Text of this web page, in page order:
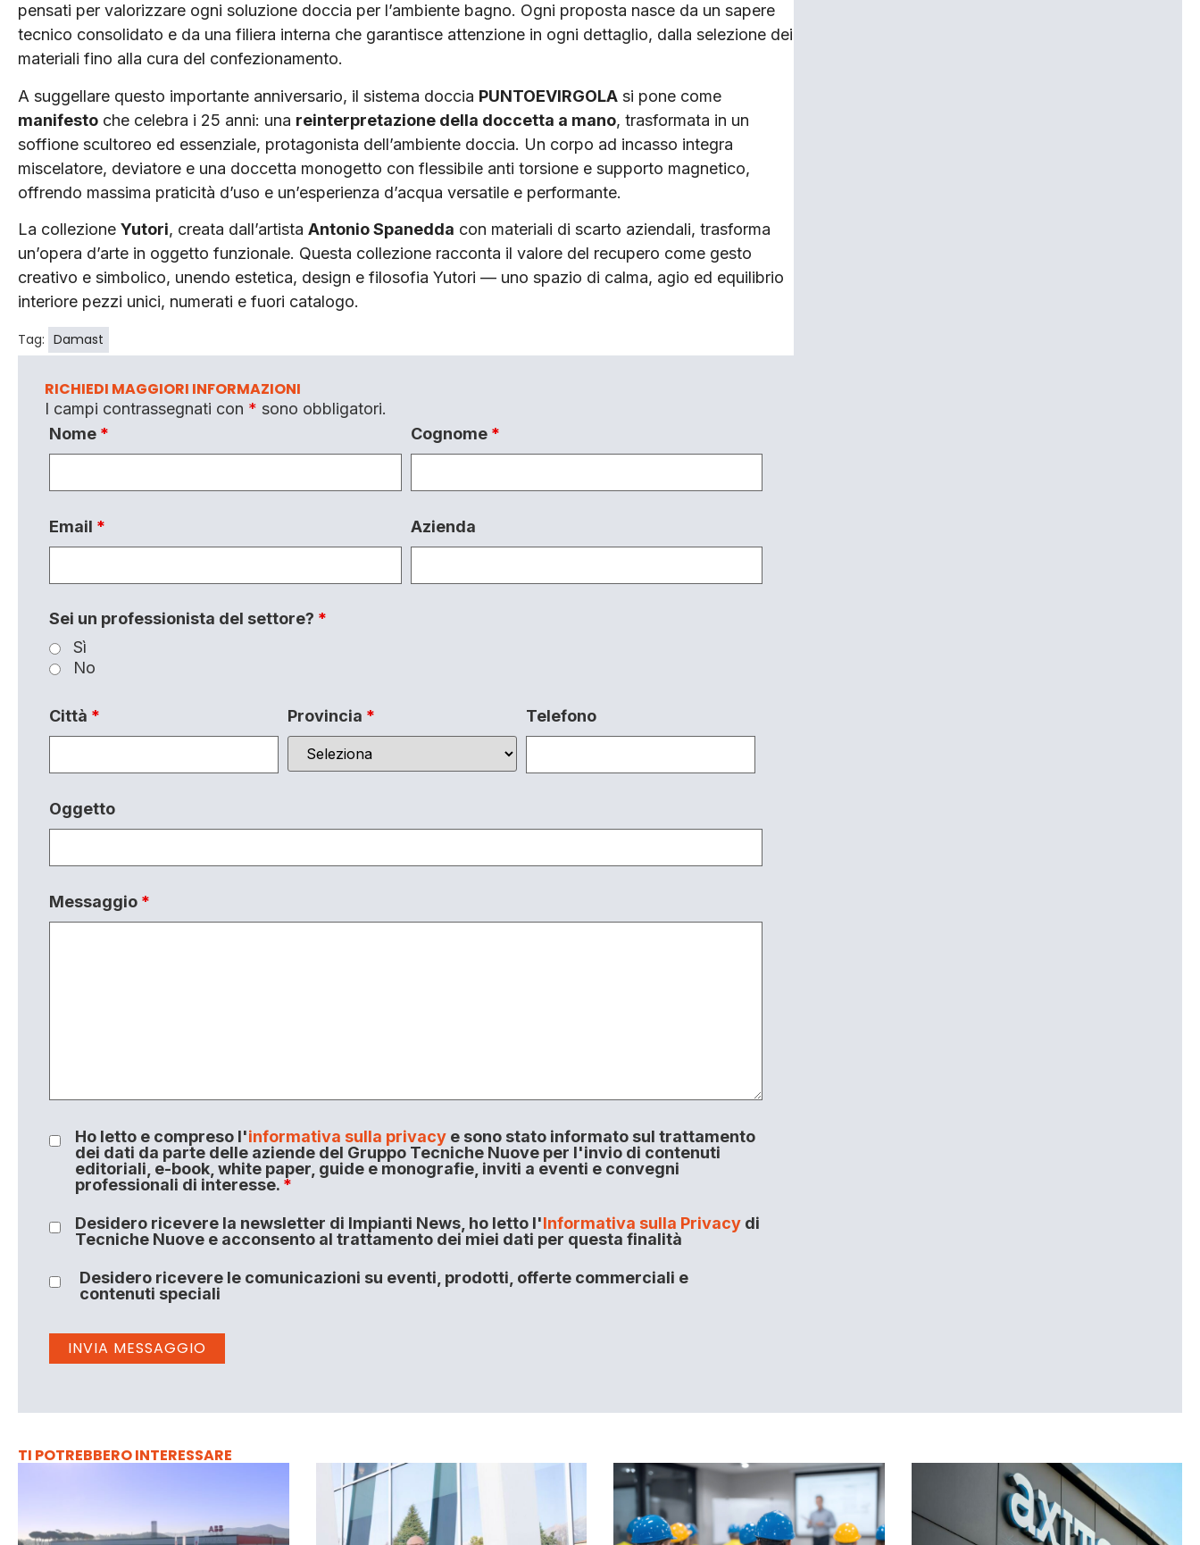
pensati per valorizzare ogni soluzione doccia per l’ambiente bagno. Ogni proposta nasce da un sapere
tecnico consolidato e da una filiera interna che garantisce attenzione in ogni dettaglio, dalla selezione dei
materiali fino alla cura del confezionamento.
A suggellare questo importante anniversario, il sistema doccia PUNTOEVIRGOLA si pone come
manifesto che celebra i 25 anni: una reinterpretazione della doccetta a mano, trasformata in un
soffione scultoreo ed essenziale, protagonista dell’ambiente doccia. Un corpo ad incasso integra
miscelatore, deviatore e una doccetta monogetto con flessibile anti torsione e supporto magnetico,
offrendo massima praticità d’uso e un’esperienza d’acqua versatile e performante.
La collezione Yutori, creata dall’artista Antonio Spanedda con materiali di scarto aziendali, trasforma
un’opera d’arte in oggetto funzionale. Questa collezione racconta il valore del recupero come gesto
creativo e simbolico, unendo estetica, design e filosofia Yutori — uno spazio di calma, agio ed equilibrio
interiore pezzi unici, numerati e fuori catalogo.
Tag: Damast
RICHIEDI MAGGIORI INFORMAZIONI
I campi contrassegnati con * sono obbligatori.
Nome * Cognome *
Email * Azienda
Sei un professionista del settore? *
Sì
No
Città * Provincia * Telefono
Oggetto
Messaggio *
Ho letto e compreso l'informativa sulla privacye sono stato informato sul trattamento
dei dati da parte delle aziende del Gruppo Tecniche Nuove per l'invio di contenuti
editoriali, e-book, white paper, guide e monografie, inviti a eventi e convegni
professionali di interesse. *
Desidero ricevere la newsletter di Impianti News, ho letto l'Informativa sulla Privacydi
Tecniche Nuove e acconsento al trattamento dei miei dati per questa finalità
Desidero ricevere le comunicazioni su eventi, prodotti, offerte commerciali e
contenuti speciali
TI POTREBBERO INTERESSARE